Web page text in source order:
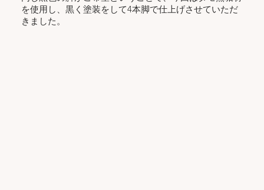
を使用し、黒く塗装をして4本脚で仕上げさせていただ
きました。